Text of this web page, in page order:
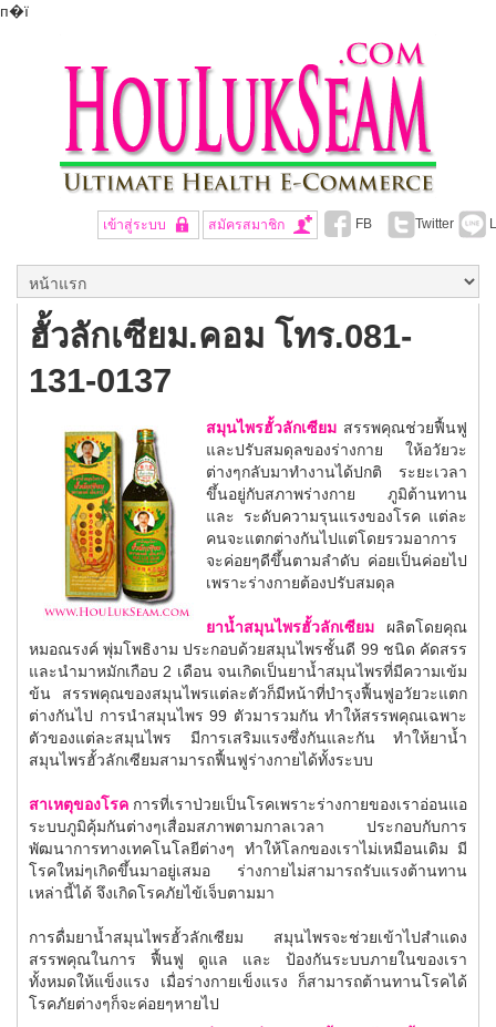
п�ї
เข้าสู่ระบบ สมัครสมาชิก FB Twitter
ฮั้วลักเซียม.คอม โทร.081-
131-0137
สมุนไพรฮั้วลักเซียม สรรพคุณช่วยฟื้นฟู
และปรับสมดุลของร่างกาย ให้อวัยวะ
ต่างๆกลับมาทำงานได้ปกติ ระยะเวลา
ขึ้นอยู่กับสภาพร่างกาย ภูมิต้านทาน
และ ระดับความรุนแรงของโรค แต่ละ
คนจะแตกต่างกันไปแต่โดยรวมอาการ
จะค่อยๆดีขึ้นตามลำดับ ค่อยเป็นค่อยไป
เพราะร่างกายต้องปรับสมดุล
ยาน้ำสมุนไพรฮั้วลักเซียม ผลิตโดยคุณ
หมอณรงค์ พุ่มโพธิงาม ประกอบด้วยสมุนไพรชั้นดี 99 ชนิด คัดสรร
และนำมาหมักเกือบ 2 เดือน จนเกิดเป็นยาน้ำสมุนไพรที่มีความเข้ม
ข้น สรรพคุณของสมุนไพรแต่ละตัวก็มีหน้าที่บำรุงฟื้นฟูอวัยวะแตก
ต่างกันไป การนำสมุนไพร 99 ตัวมารวมกัน ทำให้สรรพคุณเฉพาะ
ตัวของแต่ละสมุนไพร มีการเสริมแรงซึ่งกันและกัน ทำให้ยาน้ำ
สมุนไพรฮั้วลักเซียมสามารถฟื้นฟูร่างกายได้ทั้งระบบ
สาเหตุของโรค การที่เราป่วยเป็นโรคเพราะร่างกายของเราอ่อนแอ
ระบบภูมิคุ้มกันต่างๆเสื่อมสภาพตามกาลเวลา ประกอบกับการ
พัฒนาการทางเทคโนโลยีต่างๆ ทำให้โลกของเราไม่เหมือนเดิม มี
โรคใหม่ๆเกิดขึ้นมาอยู่เสมอ ร่างกายไม่สามารถรับแรงต้านทาน
เหล่านี้ได้ จึงเกิดโรคภัยไข้เจ็บตามมา
การดื่มยาน้ำสมุนไพรฮั้วลักเซียม สมุนไพรจะช่วยเข้าไปสำแดง
สรรพคุณในการ ฟื้นฟู ดูแล และ ป้องกันระบบภายในของเรา
ทั้งหมดให้แข็งแรง เมื่อร่างกายเข็งแรง ก็สามารถต้านทานโรคได้
โรคภัยต่างๆก็จะค่อยๆหายไป